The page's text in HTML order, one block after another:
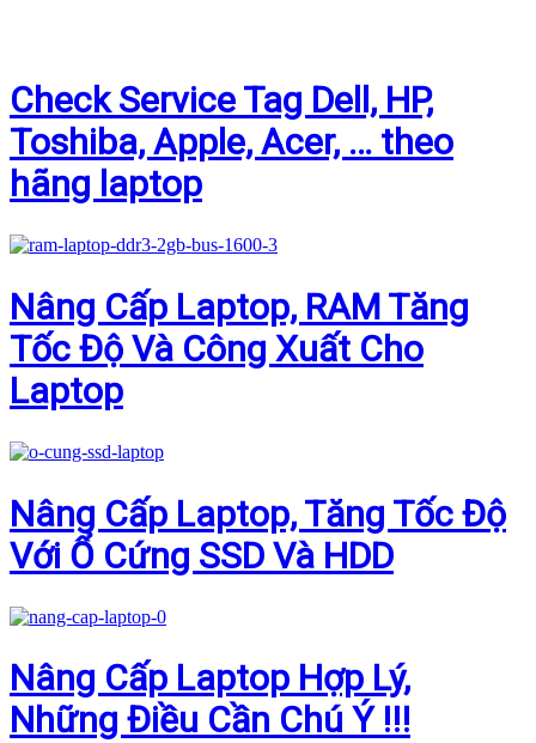
Check Service Tag Dell, HP,
Toshiba, Apple, Acer, … theo
hãng laptop
Nâng Cấp Laptop, RAM Tăng
Tốc Độ Và Công Xuất Cho
Laptop
Nâng Cấp Laptop, Tăng Tốc Độ
Với Ổ Cứng SSD Và HDD
Nâng Cấp Laptop Hợp Lý,
Những Điều Cần Chú Ý !!!